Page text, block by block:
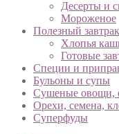
Десерты и
Мороженое
Полезный завтрак
Хлопья
Готовые
Специи и
Бульоны и супы
Сушеные овощи,
Орехи, семена,
Суперфуды